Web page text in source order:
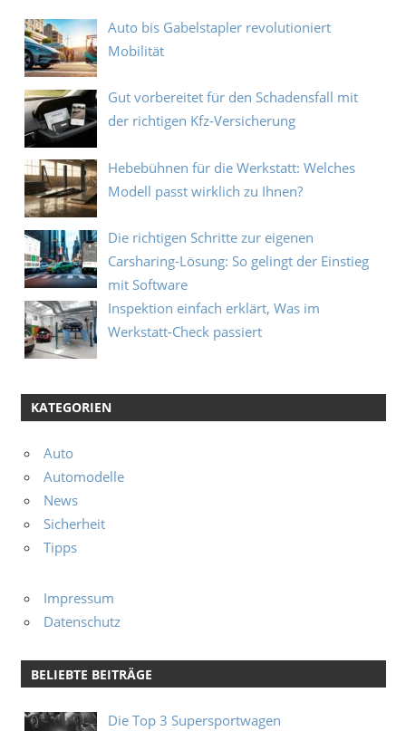
Auto bis Gabelstapler revolutioniert
Mobilität
Gut vorbereitet für den Schadensfall mit
der richtigen Kfz‑Versicherung
Hebebühnen für die Werkstatt: Welches
Modell passt wirklich zu Ihnen?
Die richtigen Schritte zur eigenen
Carsharing-Lösung: So gelingt der Einstieg
mit Software
Inspektion einfach erklärt, Was im
Werkstatt-Check passiert
KATEGORIEN
Auto
Automodelle
News
Sicherheit
Tipps
Impressum
Datenschutz
BELIEBTE BEITRÄGE
Die Top 3 Supersportwagen